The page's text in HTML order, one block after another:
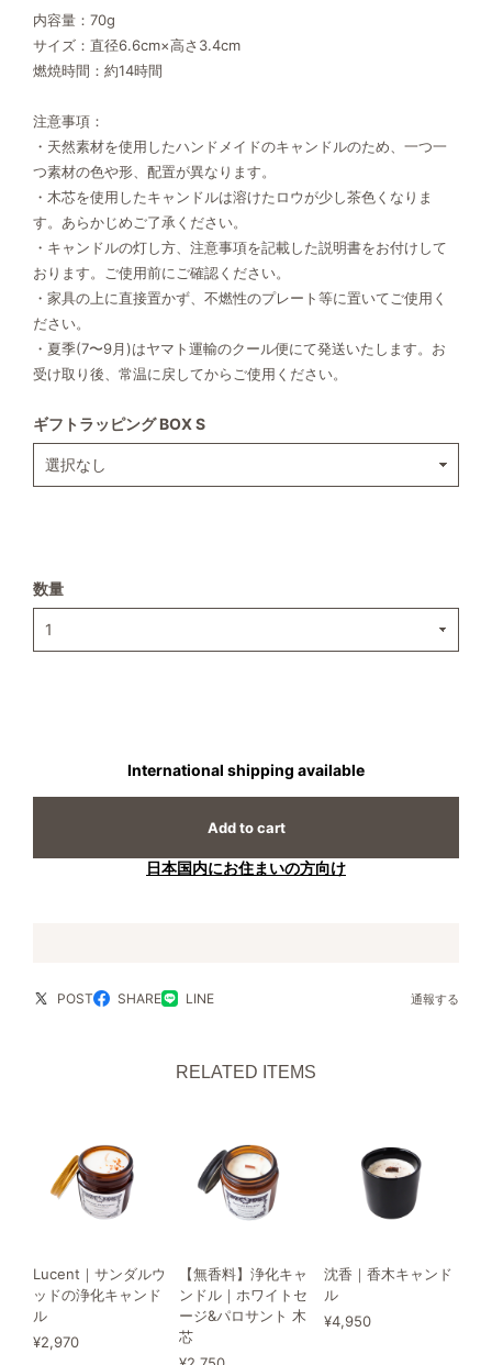
内容量：70g
サイズ：直径6.6cm×高さ3.4cm
燃焼時間：約14時間
注意事項：
・天然素材を使用したハンドメイドのキャンドルのため、一つ一
つ素材の色や形、配置が異なります。
・木芯を使用したキャンドルは溶けたロウが少し茶色くなりま
す。あらかじめご了承ください。
・キャンドルの灯し方、注意事項を記載した説明書をお付けして
おります。ご使用前にご確認ください。
・家具の上に直接置かず、不燃性のプレート等に置いてご使用く
ださい。
・夏季(7〜9月)はヤマト運輸のクール便にて発送いたします。お
受け取り後、常温に戻してからご使用ください。
ギフトラッピング BOX S
数量
International shipping available
Add to cart
日本国内にお住まいの方向け
POST SHARE LINE 通報する
RELATED ITEMS
Lucent｜サンダルウ
ッドの浄化キャンド
ル
¥2,970
【無香料】浄化キャ
ンドル｜ホワイトセ
ージ&パロサント 木
芯
沈香｜香木キャンド
ル
¥4,950